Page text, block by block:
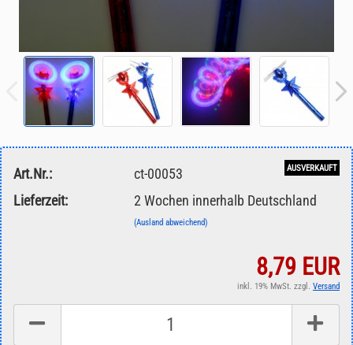
AUSVERKAUFT
Art.Nr.:
ct-00053
Lieferzeit:
2 Wochen innerhalb Deutschland
(Ausland abweichend)
8,79 EUR
inkl. 19% MwSt. zzgl. Versand